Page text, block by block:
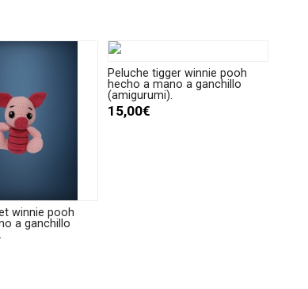
winnie pooh
a ganchillo
Peluche tigger winnie pooh
hecho a mano a ganchillo
(amigurumi).
15,00€